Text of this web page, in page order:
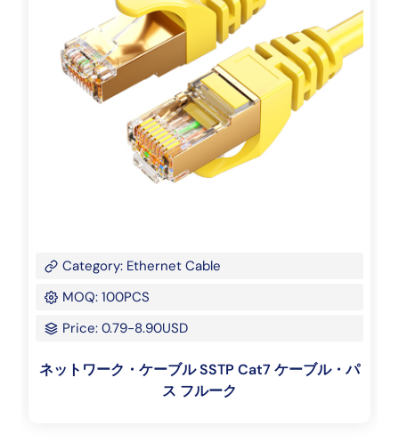
Category: Ethernet Cable
MOQ: 100PCS
Price: 0.79-8.90USD
ネットワーク・ケーブル SSTP Cat7 ケーブル・パ
ス フルーク